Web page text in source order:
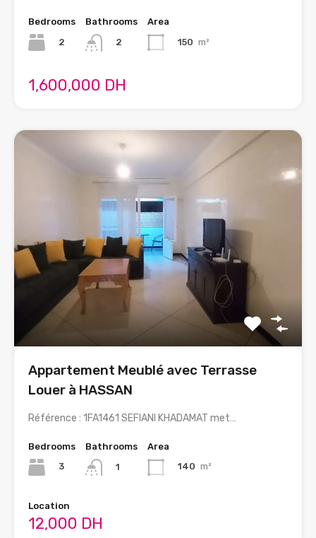
Bedrooms
2
Bathrooms
2
Area
150 m²
1,600,000 DH
Appartement Meublé avec Terrasse
Louer à HASSAN
Référence : 1FA1461 SEFIANI KHADAMAT met…
Bedrooms
3
Bathrooms
1
Area
140 m²
Location
12,000 DH